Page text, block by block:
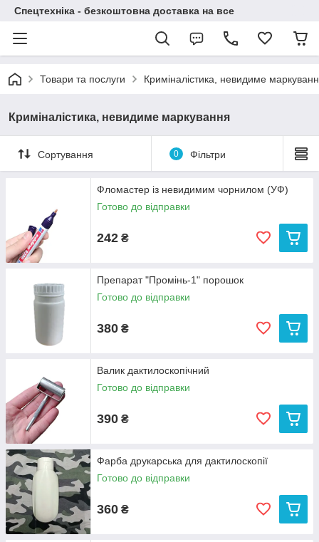
Спецтехніка - безкоштовна доставка на все
Товари та послуги Криміналістика, невидиме
Криміналістика, невидиме маркування
Сортування 0 Фільтри
Фломастер із невидимим чорнилом (УФ)
Готово до відправки
242 ₴
Препарат "Промінь-1" порошок
Готово до відправки
380 ₴
Валик дактилоскопічний
Готово до відправки
390 ₴
Фарба друкарська для дактилоскопії
Готово до відправки
360 ₴